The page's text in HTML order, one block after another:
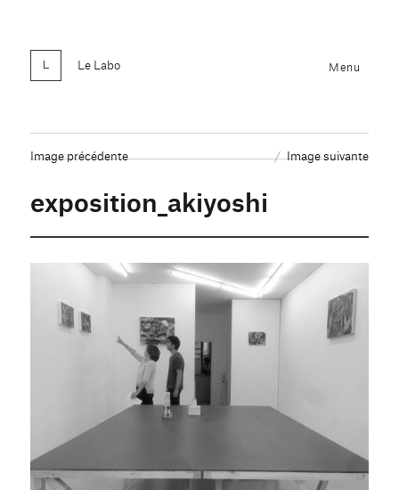
Le Labo Menu
Image précédente Image suivante
exposition_akiyoshi